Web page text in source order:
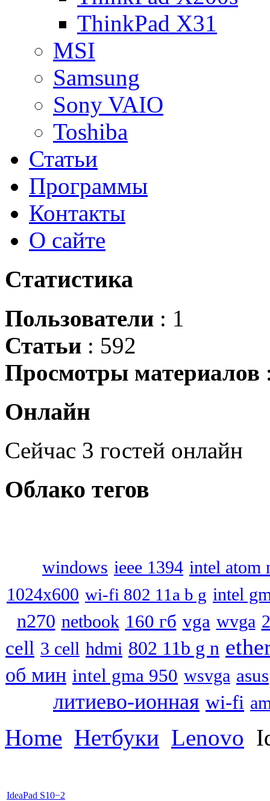
ThinkPad X31
MSI
Samsung
Sony VAIO
Toshiba
Статьи
Программы
Контакты
О сайте
Статистика
Пользователи : 1
Статьи : 592
Просмотры материалов
Онлайн
Сейчас 3 гостей онлайн
Облако тегов
windows ieee 1394 intel atom
1024x600 wi-fi 802 11a b g intel
n270 netbook 160 гб vga wvga
cell 3 cell hdmi 802 11b g n
об мин intel gma 950 wsvga asus
литиево-ионная wi-fi
Home Нетбуки Lenovo
IdeaPad S10−2